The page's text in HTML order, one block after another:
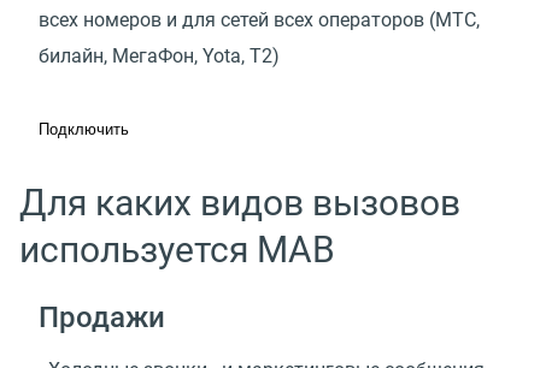
всех номеров и для сетей всех операторов (МТС,
билайн, МегаФон, Yota, T2)
Подключить
Для каких видов вызовов
используется МАВ
Продажи